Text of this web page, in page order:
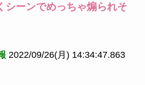
シーンでめっちゃ煽られそ
2022/09/26(月) 14:34:47.863